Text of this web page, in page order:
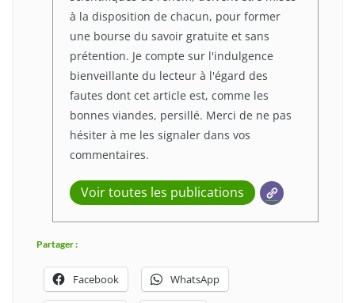
à la disposition de chacun, pour former
une bourse du savoir gratuite et sans
prétention. Je compte sur l'indulgence
bienveillante du lecteur à l'égard des
fautes dont cet article est, comme les
bonnes viandes, persillé. Merci de ne pas
hésiter à me les signaler dans vos
commentaires.
Voir toutes les publications
Partager :
Facebook WhatsApp